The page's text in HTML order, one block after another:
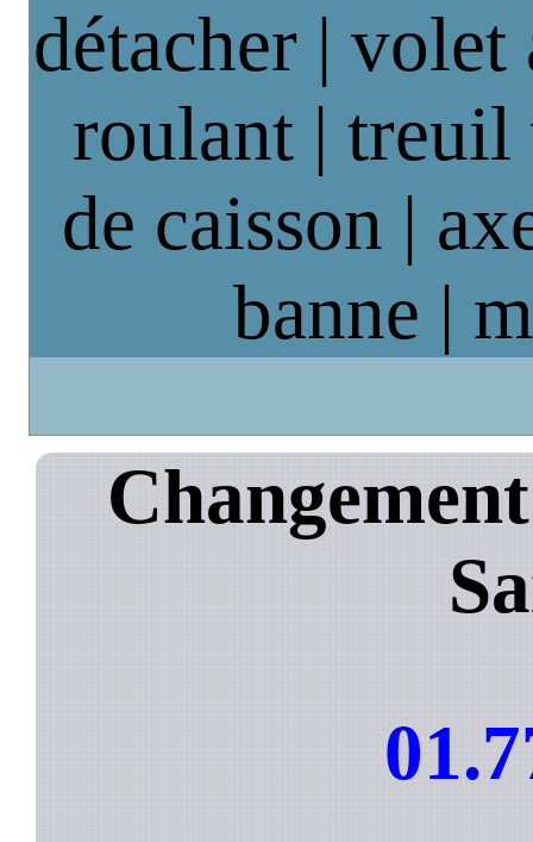
détacher | volet
roulant |
de caisson |
banne |